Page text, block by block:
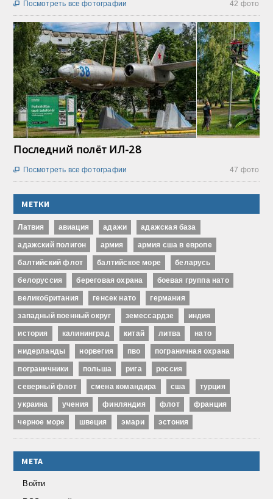
42 фото
 Посмотреть все фотографии
Последний полёт ИЛ-28
47 фото
 Посмотреть все фотографии
МЕТКИ
Латвия авиация адажи адажская база
адажский полигон армия армия сша в европе
балтийский флот балтийское море беларусь
белоруссия береговая охрана боевая группа нато
великобритания генсек нато германия
западный военный округ земессардзе индия
история калининград китай литва нато
нидерланды норвегия пво пограничная охрана
пограничники польша рига россия
северный флот смена командира сша турция
украина учения финляндия флот франция
черное море швеция эмари эстония
МЕТА
Войти